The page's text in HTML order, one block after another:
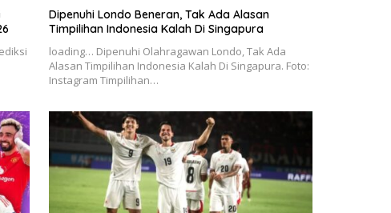
Dipenuhi Londo Beneran, Tak Ada Alasan
Timpilihan Indonesia Kalah Di Singapura
loading… Dipenuhi Olahragawan Londo, Tak Ada
Alasan Timpilihan Indonesia Kalah Di Singapura. Foto:
Instagram Timpilihan…